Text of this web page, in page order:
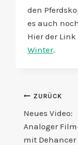
den
es auch
Hier der
Winter.
ZURÜCK
Neues Video:
Analoger
mit Dehancer